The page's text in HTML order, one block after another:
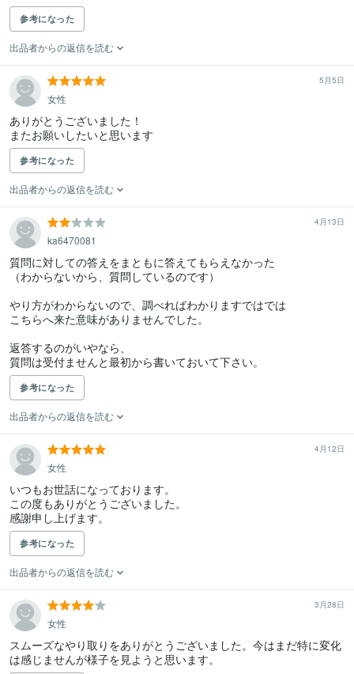
参考になった
出品者からの返信を読む
5月5日
女性
ありがとうございました！
またお願いしたいと思います
参考になった
出品者からの返信を読む
4月13日
ka6470081
質問に対しての答えをまともに答えてもらえなかった
（わからないから、質問しているのです）
やり方がわからないので、調べればわかりますではでは
こちらへ来た意味がありませんでした。
返答するのがいやなら、
質問は受付ませんと最初から書いておいて下さい。
参考になった
出品者からの返信を読む
4月12日
女性
いつもお世話になっております。
この度もありがとうございました。
感謝申し上げます。
参考になった
出品者からの返信を読む
3月28日
女性
スムーズなやり取りをありがとうございました。今はまだ特に変化
は感じませんが様子を見ようと思います。